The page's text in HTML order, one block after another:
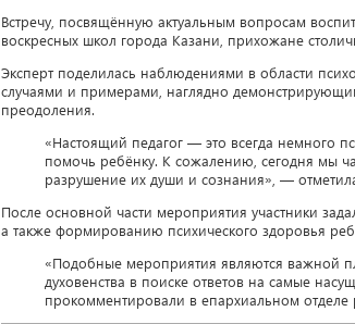
Встречу, посвящённую актуальным вопросам
воскресных школ города Казани, прихожане
Эксперт поделилась наблюдениями в области
случаями и примерами, наглядно
преодоления.
«Настоящий педагог — это всегда немного
помочь ребёнку. К сожалению, сегодня мы
разрушение их души и сознания», —
После основной части мероприятия участники
а также формированию психического здоровья
«Подобные мероприятия являются важной
духовенства в поиске ответов на самые
прокомментировали в епархиальном отделе